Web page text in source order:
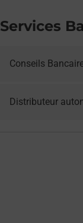
Services
Conseils
Distributeur